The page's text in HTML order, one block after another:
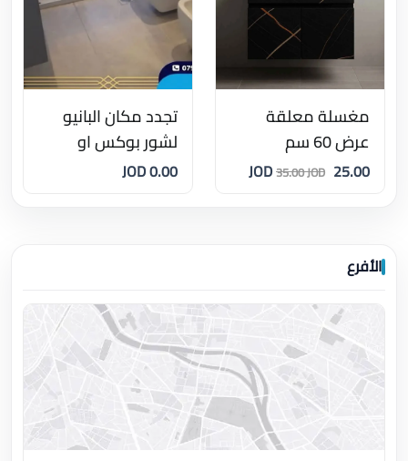
مغسلة معلقة
عرض 60 سم
25.00 JOD
35.00 JOD
تجدد مكان البانيو
لشور بوكس او
تجديد الحمام كامل
0.00 JOD
الأفرع